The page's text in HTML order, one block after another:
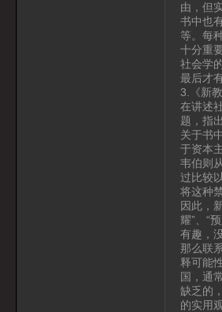
由，但
书中也
等。每
十分重
社会学
最后才
3.《新
在讲述
题，指
关于书
于资本
韦伯则
过比较
将这种
因此，
耀”、“
有趣，
那么联
释可能
国，通
缺乏的
的实用